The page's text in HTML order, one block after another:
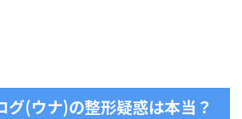
グ(ウナ)の整形疑惑は本当？